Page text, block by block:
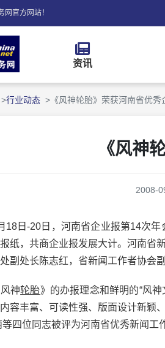
网官方网站！
资讯
行业动态 《风神轮胎》荣获河南省优秀
《风神
2008-
日-20日，河南省企业报第14次年
纸，共商企业报发展大计。河南省
副处长陈志红，省新闻工作者协会
神轮胎》的办报理念和鲜明的“风
容丰富、可读性强、版面设计新颖
四位同志被评为河南省优秀新闻工